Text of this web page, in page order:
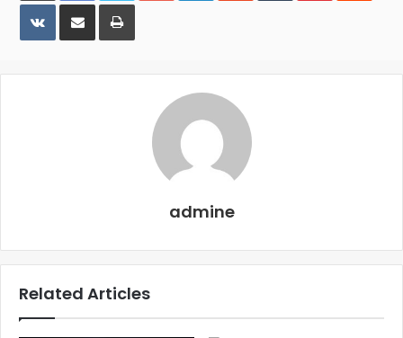
VKontakteShare
Email
Print
admine
Related Articles